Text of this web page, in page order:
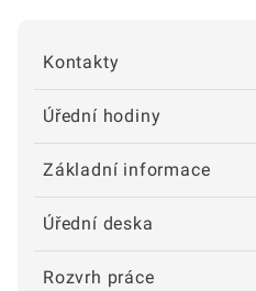
Kontakty
Úřední hodiny
Základní informace
Úřední deska
Rozvrh práce